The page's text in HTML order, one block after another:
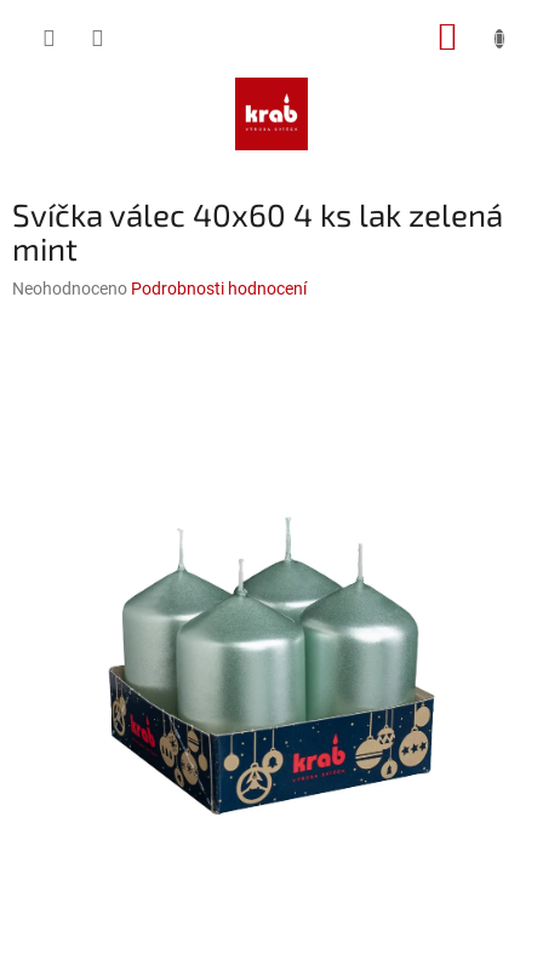
Svíčka válec 40x60 4 ks lak zelená
mint
Průměrné
Neohodnoceno Podrobnosti hodnocení